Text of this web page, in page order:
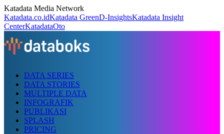
Katadata Media Network
Katadata.co.idKatadata GreenD-InsightsKatadata Insight
CenterKatadataOto
DATA SERIES
DATA STORIES
MULTIPLE DATA
INFOGRAFIK
PUBLIKASI
SPLASH
PRICING